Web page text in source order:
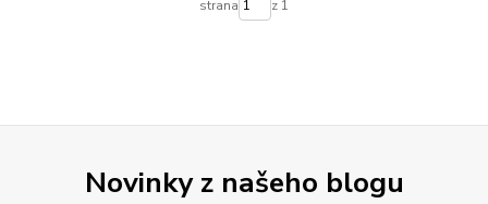
strana z 1
Novinky z našeho blogu